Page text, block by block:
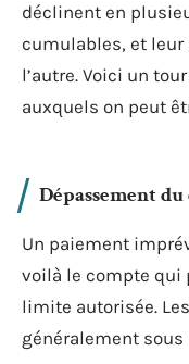
déclinent en
cumulables, et leur
l’autre. Voici un
auxquels on peut
Dépassement
Un paiement
voilà le compte qui
limite autorisée.
généralement sous